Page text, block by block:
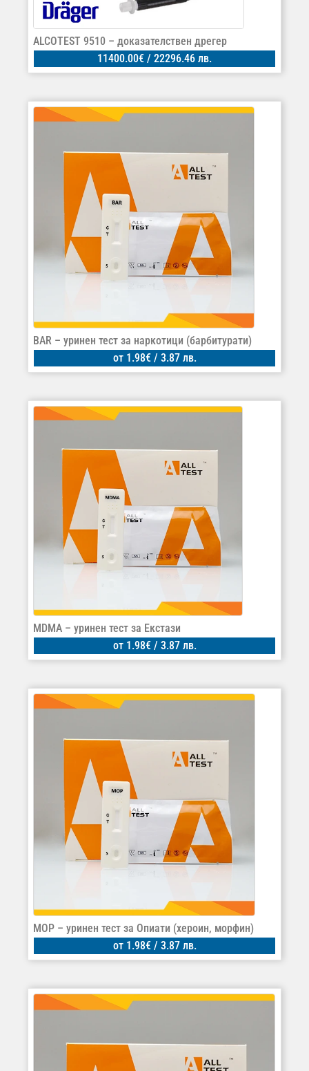
ALCOTEST 9510 – доказателствен дрегер
11400.00€ / 22296.46 лв.
BAR – уринен тест за наркотици (барбитурати)
от 1.98€/ 3.87 лв.
MDMA – уринен тест за Екстази
от 1.98€/ 3.87 лв.
MOP – уринен тест за Опиати (хероин, морфин)
от 1.98€/ 3.87 лв.